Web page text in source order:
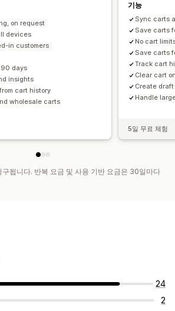
on request
devices
in customers
90 days
insights
cart history
wholesale carts
기능
Sync carts
Save carts
No cart
Save carts
Track cart
Clear cart
Create
Handle
5일 무료 체험
됩니다. 반복 요금 및 사용 기반 요금은 30일마다
24
2